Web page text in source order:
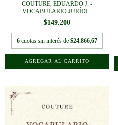
COUTURE, EDUARDO J. -
VOCABULARIO JURÍDI...
$149.200
6 cuotas sin interés de $24.866,67